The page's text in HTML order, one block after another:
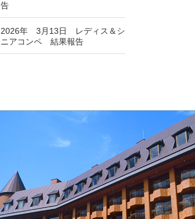
告
2026年 3月13日 レディス＆シ
ニアコンペ 結果報告